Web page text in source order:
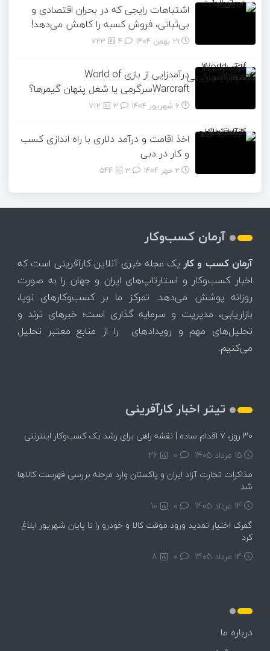
اشتباهات رایجی که در بحران اقتصادی و
بی‌ثباتی، فروش کسبه را کاهش می‌دهد!
21 بهمن 1404 723
درآمدزایی از بازی World of
Warcraftسرگرمی یا شغل پنهان گیمرها؟
6 شهریور 1404 712
اخذ اقامت و درآمد دلاری با راه اندازی کسب
و کار در دبی
2 مهر 1404 544
آرمان کسب‌وکار
آرمان کسب و کاریک مجله خبری آنلاین کارآفرینی است که
اخبار کسب‌وکار و استارتاپ‌های ایران و جهان را به صورت
روزانه پوشش می‌دهد. تمرکز ما بر کسب‌وکارهای نوپا،
بازاریابی، مدیریت و سرمایه گذاری است؛ خبرهای ترند و
تحلیل‌های مهم و رویدادهای را از منابع معتبر تحلیل
می‌کنیم.
تیتر اخبار کارآفرینی
۳۰ روز، ۷ اقدام ساده | نقشه راهی برای رشد یک کسب‌وکار اینترنتی
15 مرداد 1405
26
مذاکرات تجارت آزاد ایران و پاکستان وارد مرحله بررسی فهرست کالاها
شد
14 مرداد 1405
10
گمرک اختیار تمدید ورود موقت کالا و خودرو را تا پایان شهریور ابلاغ
کرد
14 مرداد 1405
8
درباره ما